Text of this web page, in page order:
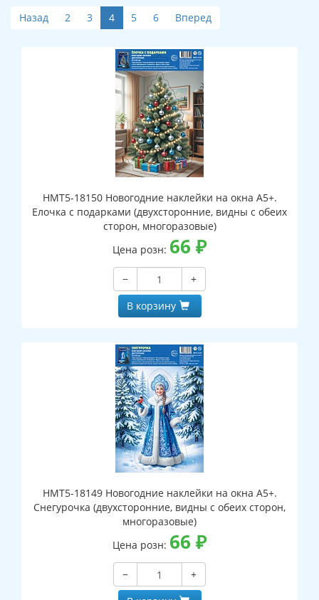
Назад 2 3 4 5 6 Вперед
НМТ5-18150 Новогодние наклейки на окна А5+.
Елочка с подарками (двухсторонние, видны с обеих
сторон, многоразовые)
Цена розн: 66 ₽
−
+
В корзину
НМТ5-18149 Новогодние наклейки на окна А5+.
Снегурочка (двухсторонние, видны с обеих сторон,
многоразовые)
Цена розн: 66 ₽
−
+